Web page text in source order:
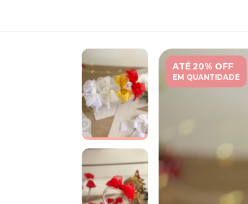
ATÉ 20% OFF
EM QUANTIDADE